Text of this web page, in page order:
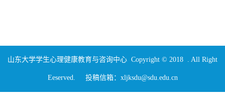
山东大学学生心理健康教育与咨询中心 Copyright © 2018 . All Right
Eeserved. 投稿信箱：xljksdu@sdu.edu.cn